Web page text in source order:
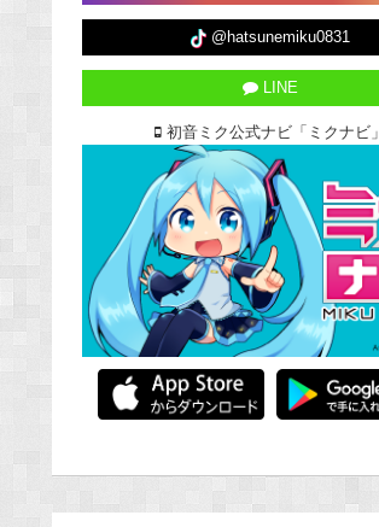
@hatsunemiku0831
LINE
初音ミク公式ナビ「ミクナビ」